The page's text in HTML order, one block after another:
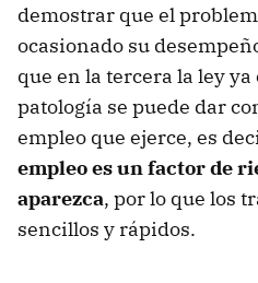
demostrar que el
ocasionado su
que en la tercera la ley
patología se puede dar
empleo que ejerce, es
empleo es un factor de
aparezca, por lo que los
sencillos y rápidos.